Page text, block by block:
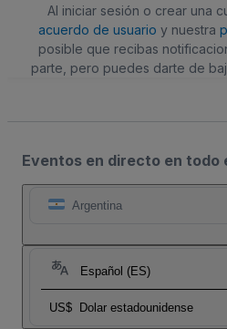
Al iniciar sesión o crear una
acuerdo de usuario y nuestra
posible que recibas
parte, pero puedes darte de
Eventos en directo en todo
Argentina
Español (ES)
US$ Dolar estadounidense